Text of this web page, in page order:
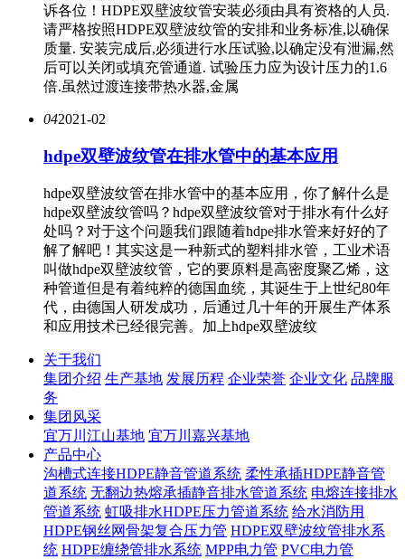
诉各位！HDPE双壁波纹管安装必须由具有资格的人员.
请严格按照HDPE双壁波纹管的安排和业务标准,以确保
质量. 安装完成后,必须进行水压试验,以确定没有泄漏,然
后可以关闭或填充管通道. 试验压力应为设计压力的1.6
倍.虽然过渡连接带热水器,金属
042021-02
hdpe双壁波纹管在排水管中的基本应用
hdpe双壁波纹管在排水管中的基本应用，你了解什么是
hdpe双壁波纹管吗？hdpe双壁波纹管对于排水有什么好
处吗？对于这个问题我们跟随着hdpe排水管来好好的了
解了解吧！其实这是一种新式的塑料排水管，工业术语
叫做hdpe双壁波纹管，它的要原料是高密度聚乙烯，这
种管道但是有着纯粹的德国血统，其诞生于上世纪80年
代，由德国人研发成功，后通过几十年的开展生产体系
和应用技术已经很完善。加上hdpe双壁波纹
关于我们
集团介绍 生产基地 发展历程 企业荣誉 企业文化 品牌服
务
集团风采
宜万川江山基地 宜万川嘉兴基地
产品中心
沟槽式连接HDPE静音管道系统 柔性承插HDPE静音管
道系统 无翻边热熔承插静音排水管道系统 电熔连接排水
管道系统 虹吸排水HDPE压力管道系统 给水消防用
HDPE钢丝网骨架复合压力管 HDPE双壁波纹管排水系
统 HDPE缠绕管排水系统 MPP电力管 PVC电力管